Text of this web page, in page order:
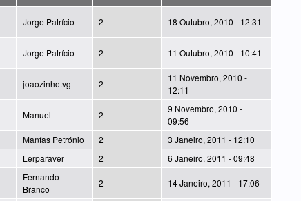
Jorge Patrício 2 18 Outubro, 2010 - 12:31
Jorge Patrício 2 11 Outubro, 2010 - 10:41
joaozinho.vg 2
11 Novembro, 2010 -
12:11
Manuel 2
9 Novembro, 2010 -
09:56
Manfas Petrónio 2
3 Janeiro, 2011 - 12:10
Lerparaver 2
6 Janeiro, 2011 - 09:48
Fernando
Branco
2 14 Janeiro, 2011 - 17:06